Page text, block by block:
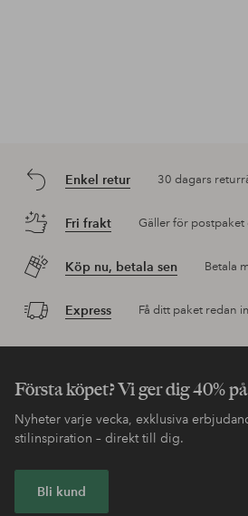
Enkel retur 30 dagars
Fri frakt Gäller för postpaket
Köp nu, betala sen Betala
Express Få ditt paket redan
Första köpet? Vi ger dig 40%
Nyheter varje vecka, exklusiva
stilinspiration – direkt till dig.
Bli kund